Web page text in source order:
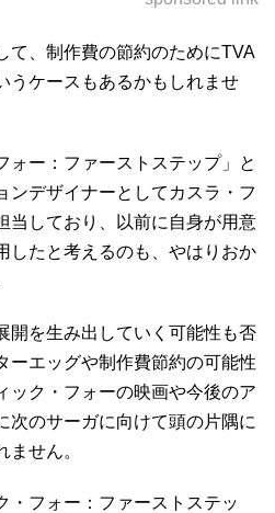
て、制作費の節約のためにTVA
うケースもあるかもしれませ
ォー：ファーストステップ」と
ンデザイナーとしてカスラ・フ
当しており、以前に自身が用意
したと考えるのも、やはりおか
開を生み出していく可能性も否
ーエッグや制作費節約の可能性
ック・フォーの映画や今後のア
次のサーガに向けて頭の片隅に
ません。
・フォー：ファーストステッ